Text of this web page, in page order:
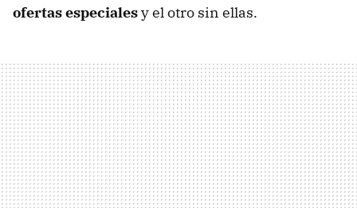
ofertas especialesy el otro sin ellas.